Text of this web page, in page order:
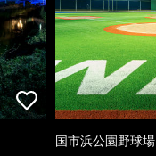
国市浜公園野球場